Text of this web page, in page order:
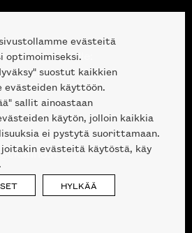
ammattilaisille:
Helsinki
evästeitä
optimoimiseksi.
suostut kaikkien
evästeiden käyttöön.
sallit ainoastaan
käytön, jolloin kaikkia
ei pystytä suorittamaan.
evästeitä käytöstä, käy
HYLKÄÄ